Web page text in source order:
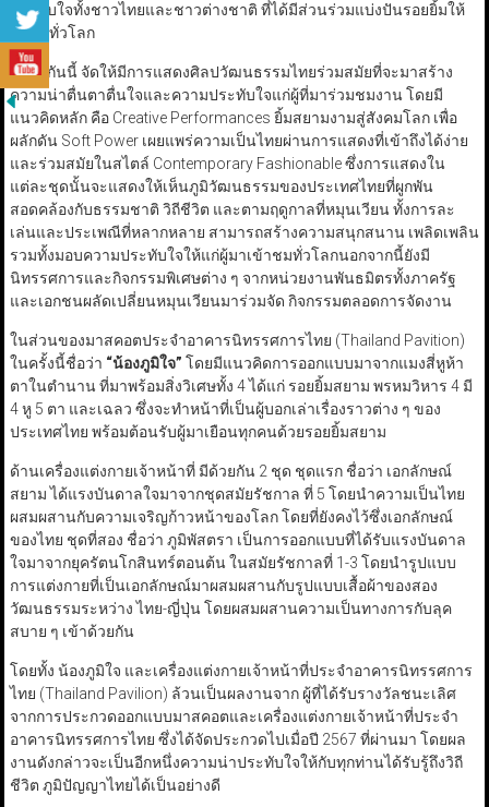
ประทับใจทั้งชาวไทยและชาวต่างชาติ ที่ได้มีส่วนร่วมแบ่งปันรอยยิ้มให้
กับคนทั่วโลก
พร้อมกันนี้ จัดให้มีการแสดงศิลปวัฒนธรรมไทยร่วมสมัยที่จะมาสร้าง
ความน่าตื่นตาตื่นใจและความประทับใจแก่ผู้ที่มาร่วมชมงาน โดยมี
แนวคิดหลัก คือ Creative Performances ยิ้มสยามงามสู่สังคมโลก เพื่อ
ผลักดัน Soft Power เผยแพร่ความเป็นไทยผ่านการแสดงที่เข้าถึงได้ง่าย
และร่วมสมัยในสไตล์ Contemporary Fashionable ซึ่งการแสดงใน
แต่ละชุดนั้นจะแสดงให้เห็นภูมิวัฒนธรรมของประเทศไทยที่ผูกพัน
สอดคล้องกับธรรมชาติ วิถีชีวิต และตามฤดูกาลที่หมุนเวียน ทั้งการละ
เล่นและประเพณีที่หลากหลาย สามารถสร้างความสนุกสนาน เพลิดเพลิน
รวมทั้งมอบความประทับใจให้แก่ผู้มาเข้าชมทั่วโลกนอกจากนี้ยังมี
นิทรรศการและกิจกรรมพิเศษต่าง ๆ จากหน่วยงานพันธมิตรทั้งภาครัฐ
และเอกชนผลัดเปลี่ยนหมุนเวียนมาร่วมจัด กิจกรรมตลอดการจัดงาน
ในส่วนของมาสคอตประจำอาคารนิทรรศการไทย (Thailand Pavition)
ในครั้งนี้ชื่อว่า “น้องภูมิใจ” โดยมีแนวคิดการออกแบบมาจากแมงสี่หูห้า
ตาในตำนาน ที่มาพร้อมสิ่งวิเศษทั้ง 4 ได้แก่ รอยยิ้มสยาม พรหมวิหาร 4 มี
4 หู 5 ตา และเฉลว ซึ่งจะทำหน้าที่เป็นผู้บอกเล่าเรื่องราวต่าง ๆ ของ
ประเทศไทย พร้อมต้อนรับผู้มาเยือนทุกคนด้วยรอยยิ้มสยาม
ด้านเครื่องแต่งกายเจ้าหน้าที่ มีด้วยกัน 2 ชุด ชุดแรก ชื่อว่า เอกลักษณ์
สยาม ได้แรงบันดาลใจมาจากชุดสมัยรัชกาล ที่ 5 โดยนำความเป็นไทย
ผสมผสานกับความเจริญก้าวหน้าของโลก โดยที่ยังคงไว้ซึ่งเอกลักษณ์
ของไทย ชุดที่สอง ชื่อว่า ภูมิพัสตรา เป็นการออกแบบที่ได้รับแรงบันดาล
ใจมาจากยุครัตนโกสินทร์ตอนต้น ในสมัยรัชกาลที่ 1-3 โดยนำรูปแบบ
การแต่งกายที่เป็นเอกลักษณ์มาผสมผสานกับรูปแบบเสื้อผ้าของสอง
วัฒนธรรมระหว่าง ไทย-ญี่ปุ่น โดยผสมผสานความเป็นทางการกับลุค
สบาย ๆ เข้าด้วยกัน
โดยทั้ง น้องภูมิใจ และเครื่องแต่งกายเจ้าหน้าที่ประจำอาคารนิทรรศการ
ไทย (Thailand Pavilion) ล้วนเป็นผลงานจาก ผู้ที่ได้รับรางวัลชนะเลิศ
จากการประกวดออกแบบมาสคอตและเครื่องแต่งกายเจ้าหน้าที่ประจำ
อาคารนิทรรศการไทย ซึ่งได้จัดประกวดไปเมื่อปี 2567 ที่ผ่านมา โดยผล
งานดังกล่าวจะเป็นอีกหนึ่งความน่าประทับใจให้กับทุกท่านได้รับรู้ถึงวิถี
ชีวิต ภูมิปัญญาไทยได้เป็นอย่างดี